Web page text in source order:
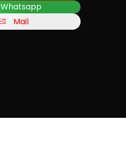
Whatsapp
Mail